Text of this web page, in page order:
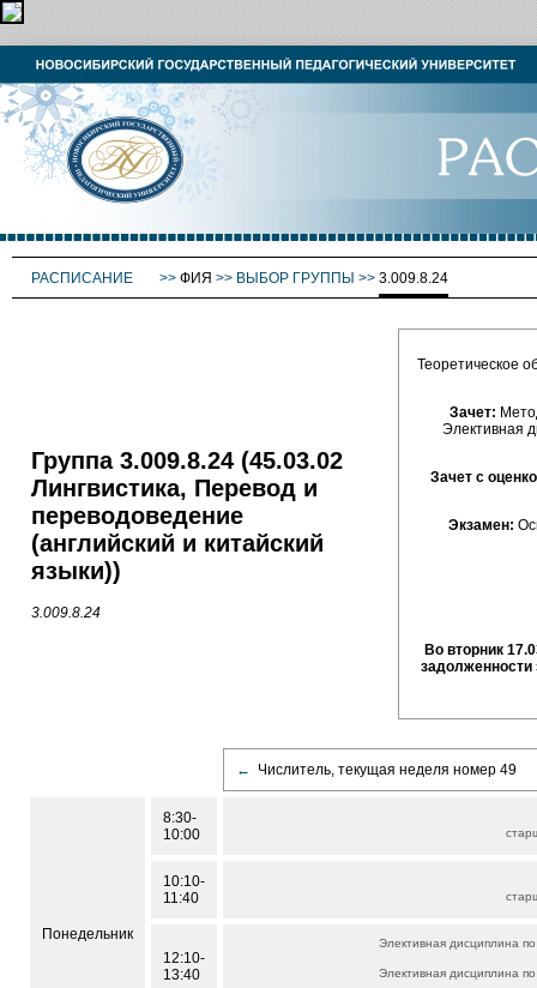
РАСПИСАНИЕ >> ФИЯ >> ВЫБОР ГРУППЫ >> 3.009.8.24
Группа 3.009.8.24 (45.03.02
Лингвистика, Перевод и
переводоведение
(английский и китайский
языки))
3.009.8.24
Теоретическое
Зачет:
Элективная
Зачет с
Экзамен:
Во вторник
← Числитель, текущая неделя номер 49
Понедельник
8:30-
10:00
10:10-
11:40
12:10-
13:40
Элективная дисциплина
Элективная дисциплина